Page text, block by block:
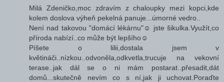
Milá Zdeničko,moc zdravím z chaloupky mezi kopci,kde
kolem doslova výheň pekelná panuje...úmorné vedro..
Není nad takovou "domácí lékárnu"☺ jste šikulka.Využít,co
příroda nabízí..co může být lepšího☺
Píšete o lilii,dostala jsem v
květináči..nízkou..odvoněla,odkvetla,trucuje na vekovní
terase..jak dál se o ni mám postarat..přesadit,dát
domů...skutečně nevím co s ní,jak ji uchovat.Poraďte